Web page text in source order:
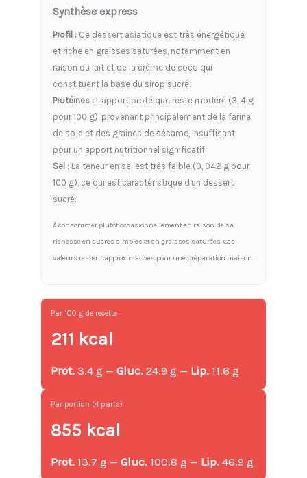
Synthèse express
Profil : Ce dessert asiatique est très énergétique
et riche en graisses saturées, notamment en
raison du lait et de la crème de coco qui
constituent la base du sirop sucré.
Protéines : L'apport protéique reste modéré (3, 4 g
pour 100 g), provenant principalement de la farine
de soja et des graines de sésame, insuffisant
pour un apport nutritionnel significatif.
Sel : La teneur en sel est très faible (0, 042 g pour
100 g), ce qui est caractéristique d'un dessert
sucré.
À consommer plutôt occasionnellement en raison de sa
richesse en sucres simples et en graisses saturées. Ces
valeurs restent approximatives pour une préparation maison.
Par 100 g de recette
211 kcal
Prot. 3.4 g —Gluc. 24.9 g — Lip. 11.6 g
Par portion (4 parts)
855 kcal
Prot. 13.7 g —Gluc. 100.8 g — Lip. 46.9 g